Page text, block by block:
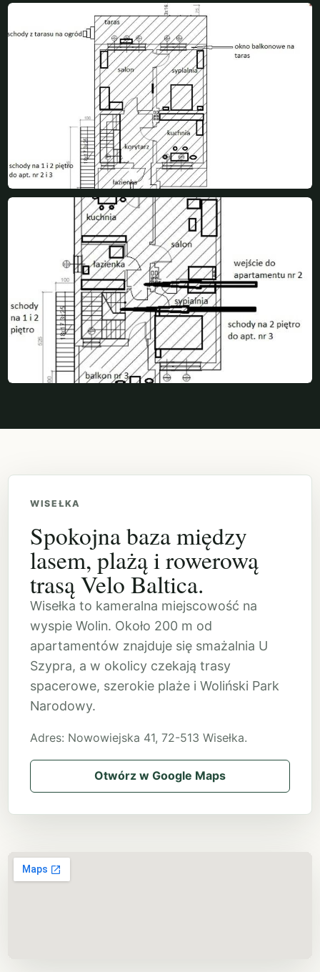
WISEŁKA
Spokojna baza między
lasem, plażą i rowerową
trasą Velo Baltica.
Wisełka to kameralna miejscowość na
wyspie Wolin. Około 200 m od
apartamentów znajduje się smażalnia U
Szypra, a w okolicy czekają trasy
spacerowe, szerokie plaże i Woliński Park
Narodowy.
Adres: Nowowiejska 41, 72-513 Wisełka.
Otwórz w Google Maps